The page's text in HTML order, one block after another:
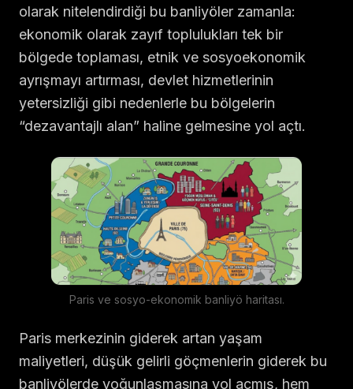
olarak nitelendirdiği bu banliyöler zamanla:
ekonomik olarak zayıf toplulukları tek bir
bölgede toplaması, etnik ve sosyoekonomik
ayrışmayı artırması, devlet hizmetlerinin
yetersizliği gibi nedenlerle bu bölgelerin
“dezavantajlı alan” haline gelmesine yol açtı.
Paris ve sosyo-ekonomik banliyö haritası.
Paris merkezinin giderek artan yaşam
maliyetleri, düşük gelirli göçmenlerin giderek bu
banliyölerde yoğunlaşmasına yol açmış, hem